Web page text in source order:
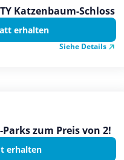
Katzenbaum-Schloss
erhalten
Siehe Details
zum Preis von 2!
erhalten